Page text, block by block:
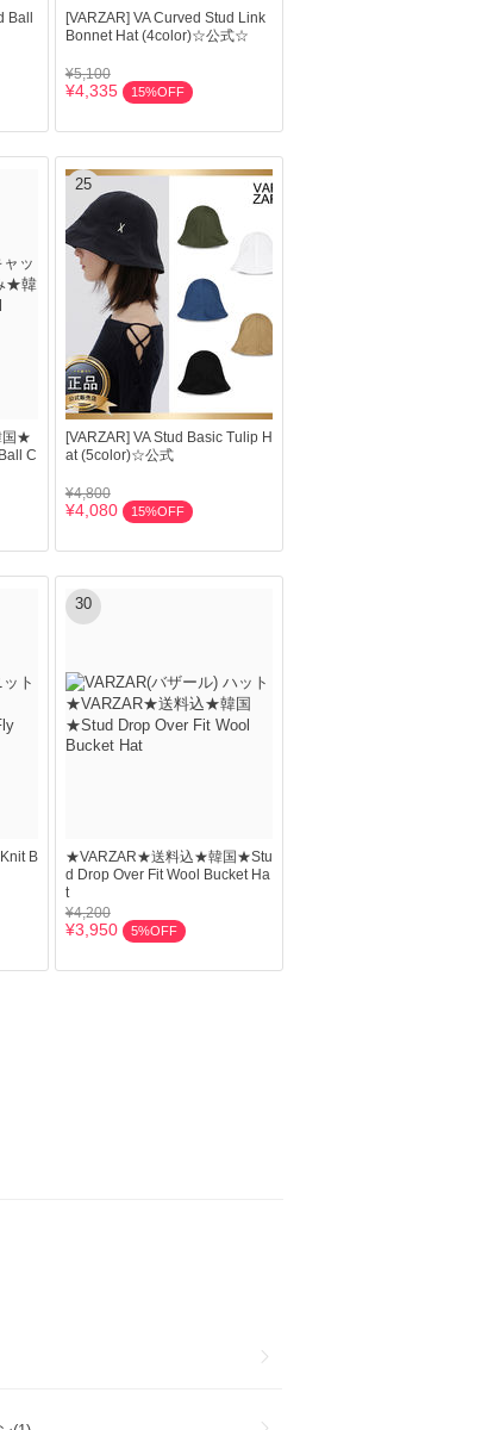
Ball
[VARZAR] VA Curved Stud Link
Bonnet Hat (4color)☆公式☆
¥5,100
¥4,335 15%OFF
国★
C
25
[VARZAR] VA Stud Basic Tulip H
at (5color)☆公式
¥4,800
¥4,080 15%OFF
B
30
★VARZAR★送料込★韓国★Stu
d Drop Over Fit Wool Bucket Ha
t
¥4,200
¥3,950 5%OFF